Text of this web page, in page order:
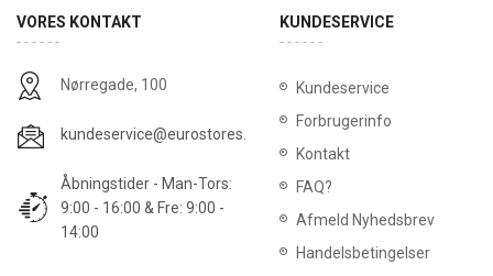
VORES KONTAKT
Nørregade, 100
kundeservice@eurostores.dk
Åbningstider - Man-Tors:
9:00 - 16:00 & Fre: 9:00 -
14:00
KUNDESERVICE
Kundeservice
Forbrugerinfo
Kontakt
FAQ?
Afmeld Nyhedsbrev
Handelsbetingelser